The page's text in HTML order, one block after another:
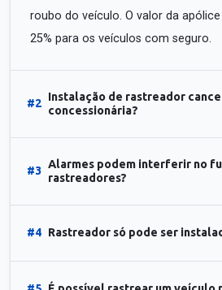
roubo do veículo. O valor da
25% para os veículos com seguro.
#2
Instalação de rastreador
concessionária?
#3
Alarmes podem interferir no
rastreadores?
#4 Rastreador só pode ser